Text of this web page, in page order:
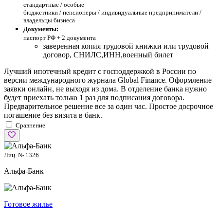
стандартные / особые
бюджетники / пенсионеры / индивидуальные предприниматели /
владельцы бизнеса
Документы:
паспорт РФ + 2 документа
заверенная копия трудовой книжки или трудовой
договор, СНИЛС,ИНН,военный билет
Лучший ипотечный кредит с господдержкой в России по
версии международного журнала Global Finance. Оформление
заявки онлайн, не выходя из дома. В отделение банка нужно
будет приехать только 1 раз для подписания договора.
Предварительное решение все за один час. Простое досрочное
погашение без визита в банк.
Сравнение
Лиц. № 1326
Альфа-Банк
Готовое жилье